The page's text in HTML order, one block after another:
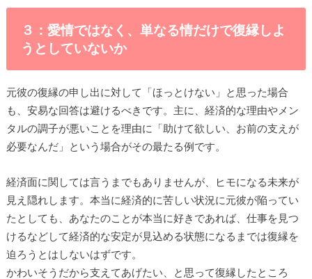
３：愛情ではなく、単なる情だけで復縁しよ
うとしていないか
元彼の復縁の申し出に対して「ほっとけない」と思った場合
も、安易な回答は避けるべきです。主に、経済的な理由やメン
タルの調子が悪いことを理由に「助けて欲しい、お前の支えが
必要なんだ」という場合がその最たる例です。
経済面に関しては言うまでもありませんが、ヒモになる未来が
見え隠れします。本当に経済的に苦しい状況に元彼が陥ってい
たとしても、あなたのことが本当に好きであれば、仕事を見つ
けるなどして経済的な安定が見込める状態になるまでは復縁を
迫ろうとはしないはずです。
かわいそうだから支えてあげたい、と思って復縁したところ